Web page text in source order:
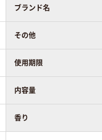
ブランド名
その他
使用期限
内容量
香り